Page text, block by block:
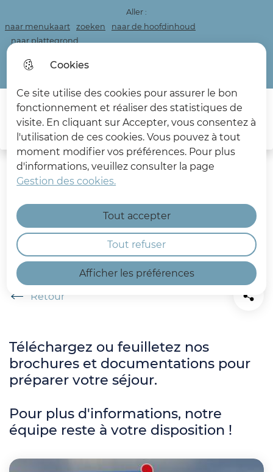
Cookies
Ce site utilise des cookies pour assurer le bon
fonctionnement et réaliser des statistiques de
visite. En cliquant sur Accepter, vous consentez à
l'utilisation de ces cookies. Vous pouvez à tout
moment modifier vos préférences. Pour plus
d'informations, veuillez consulter la page
Gestion des cookies.
Afficher les préférences
Tout accepter
Tout refuser
Aller :
naar menukaart
zoeken
naar de hoofdinhoud
naar plattegrond
Les Deux Caps
Main menu
Documentation Grand Site
de France Les Deux-Caps
Home
Téléchargez ou feuilletez nos
brochures et documentations pour
préparer votre séjour.
Pour plus d'informations, notre
équipe reste à votre disposition !